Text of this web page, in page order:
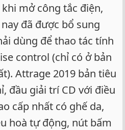
khi mở công tắc điện,
đã được bổ sung
dùng để thao tác tính
control (chỉ có ở bản
Attrage 2019 bản tiêu
đầu giải trí CD với điều
cấp nhất có ghế da,
hoà tự động, nút bấm